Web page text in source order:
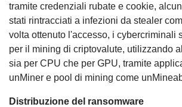
tramite credenziali rubate e cookie,
stati rintracciati a infezioni da stealer
volta ottenuto l'accesso, i cybercriminali
per il mining di criptovalute, utilizzando
sia per CPU che per GPU, tramite
unMiner e pool di mining come
Distribuzione del ransomware